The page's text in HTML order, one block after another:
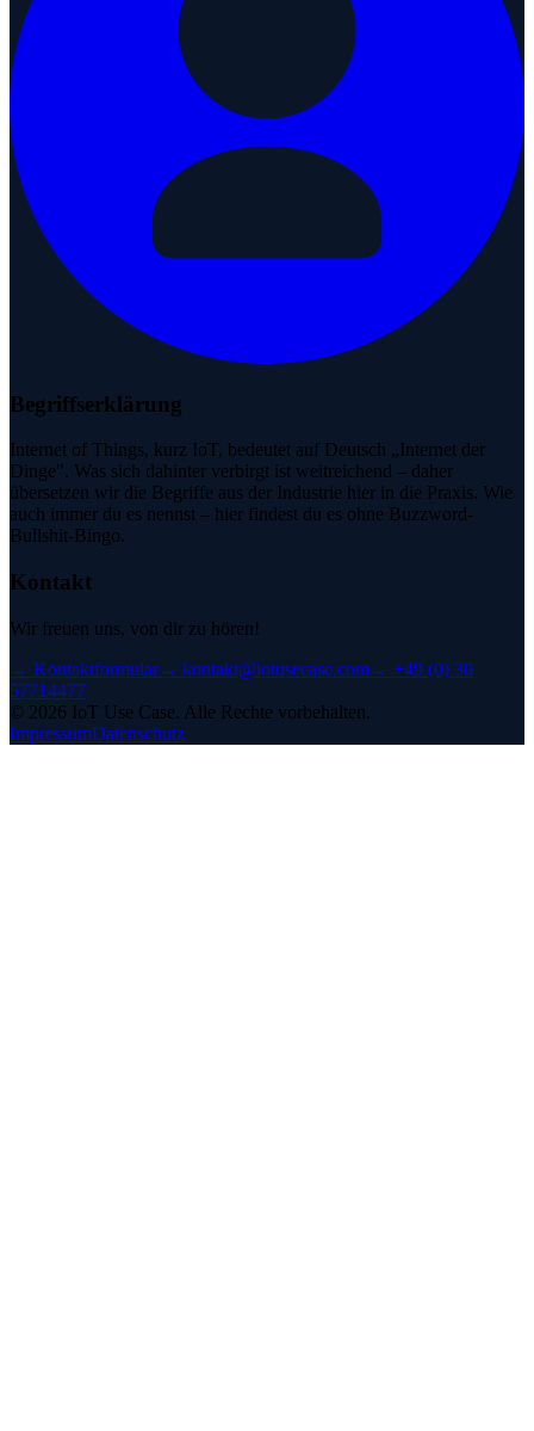
Begriffserklärung
Internet of Things, kurz IoT, bedeutet auf Deutsch „Internet der
Dinge". Was sich dahinter verbirgt ist weitreichend – daher
übersetzen wir die Begriffe aus der Industrie hier in die Praxis. Wie
auch immer du es nennst – hier findest du es ohne Buzzword-
Bullshit-Bingo.
Kontakt
Wir freuen uns, von dir zu hören!
→ Kontaktformular→ kontakt@iotusecase.com→ +49 (0) 30
57714477
© 2026 IoT Use Case. Alle Rechte vorbehalten.
ImpressumDatenschutz